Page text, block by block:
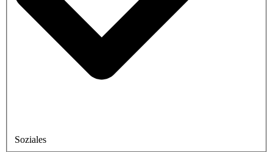
Soziales